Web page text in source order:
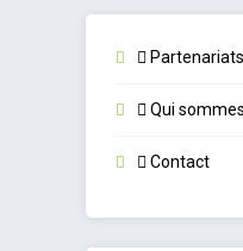
Partenariats
Qui
Contact